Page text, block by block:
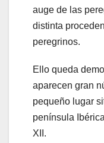
auge de las
distinta
peregrinos.
Ello queda
aparecen gran
pequeño lugar
península
XII.